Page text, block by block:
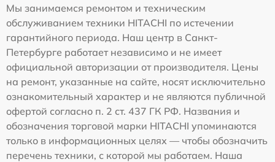
Мы занимаемся ремонтом и техническим
обслуживанием техники HITACHI по истечении
гарантийного периода. Наш центр в Санкт-
Петербурге работает независимо и не имеет
официальной авторизации от производителя. Цены
на ремонт, указанные на сайте, носят исключительно
ознакомительный характер и не являются публичной
офертой согласно п. 2 ст. 437 ГК РФ. Названия и
обозначения торговой марки HITACHI упоминаются
только в информационных целях — чтобы обозначить
перечень техники, с которой мы работаем. Наша